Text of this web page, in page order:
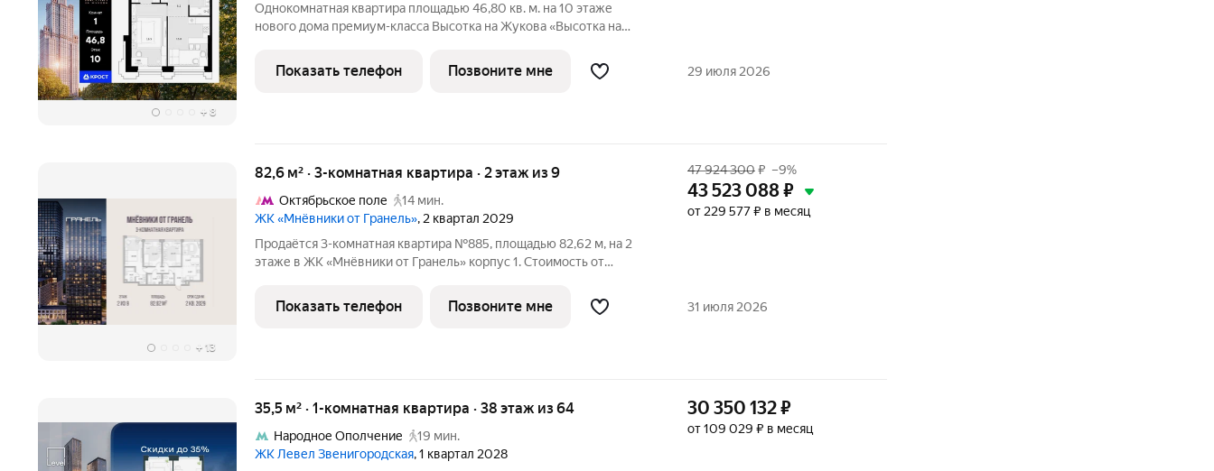
+ 8
Однокомнатная квартира площадью 46,80 кв. м. на 10 этаже
нового дома премиум-класса Высотка на Жукова «Высотка на
настоящей Москвы, сочетая в себе величественность
архитектуры московского
Показать телефон Позвоните мне 29 июля 2026
+ 13
82,6 м² · 3-комнатная квартира · 2 этаж из 9
Октябрьское поле
14 мин.
ЖК «Мнёвники от Гранель», 2 квартал 2029
Продаётся 3-комнатная квартира №885, площадью 82,62 м, на 2
этаже в ЖК «Мнёвники от Гранель» корпус 1. Стоимость от
окна во двор. «Мнёвники от Гранель» элитный жилой комплекс в
тихом и
47 924 300₽ –9%
43 523 088₽
от 229 577 ₽ в месяц
Показать телефон Позвоните мне 31 июля 2026
35,5 м² · 1-комнатная квартира · 38 этаж из 64
Народное Ополчение
19 мин.
ЖК Левел Звенигородская, 1 квартал 2028
30 350 132₽
от 109 029 ₽ в месяц